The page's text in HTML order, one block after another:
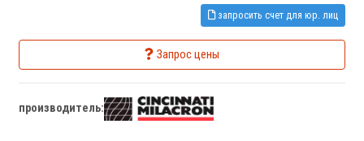
запросить счет для юр. лиц
Запрос цены
производитель: